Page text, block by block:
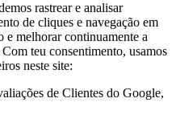
rastrear e analisar
de cliques e navegação em
e melhorar continuamente a
teu consentimento, usamos
neste site:
de Clientes do Google,